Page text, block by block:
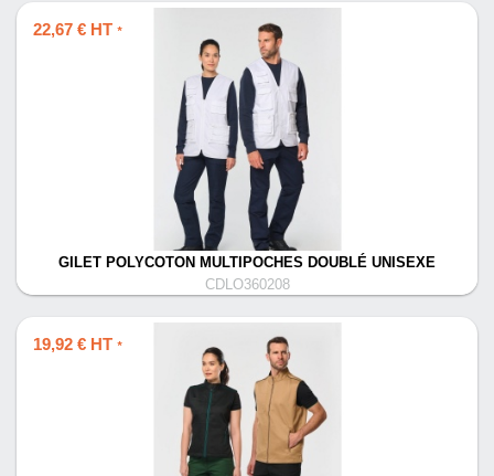
22,67 € HT *
GILET POLYCOTON MULTIPOCHES DOUBLÉ UNISEXE
CDLO360208
19,92 € HT *